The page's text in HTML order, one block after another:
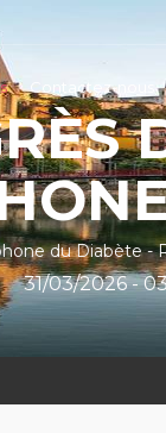
Contactez-nous
du Diabète -
31/03/2026 -